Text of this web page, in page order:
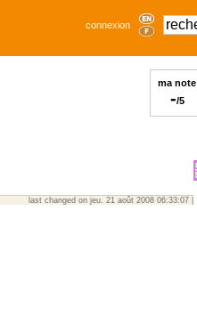
connexion
ma note
-/5
last changed on jeu. 21 août 2008 06:33:07 |